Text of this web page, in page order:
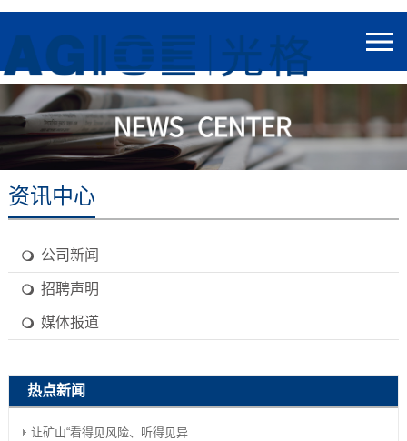
资讯中心
公司新闻
招聘声明
媒体报道
热点新闻
让矿山“看得见风险、听得见异